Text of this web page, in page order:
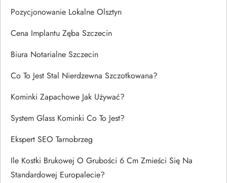
Pozycjonowanie Lokalne Olsztyn
Cena Implantu Zęba Szczecin
Biura Notarialne Szczecin
Co To Jest Stal Nierdzewna Szczotkowana?
Kominki Zapachowe Jak Używać?
System Glass Kominki Co To Jest?
Ekspert SEO Tarnobrzeg
Ile Kostki Brukowej O Grubości 6 Cm Zmieści Się Na
Standardowej Europalecie?